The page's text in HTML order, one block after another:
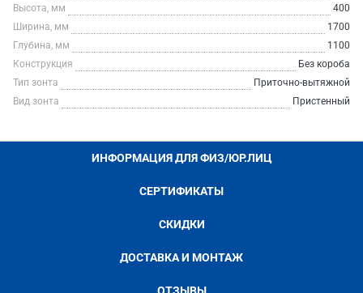
Высота, мм
400
Ширина, мм
1700
Глубина, мм
1100
Конструкция
Без короба
Тип зонта
Приточно-вытяжной
Вид зонта
Пристенный
ИНФОРМАЦИЯ ДЛЯ ФИЗ/ЮР.ЛИЦ
СЕРТИФИКАТЫ
СКИДКИ
ДОСТАВКА И МОНТАЖ